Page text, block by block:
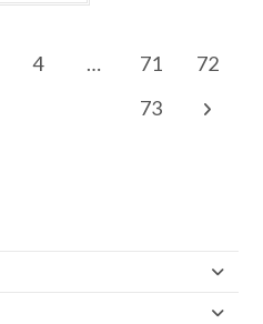
4 … 71
72
73